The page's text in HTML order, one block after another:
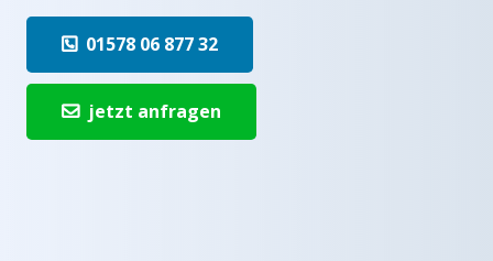
01578 06 877 32
jetzt anfragen